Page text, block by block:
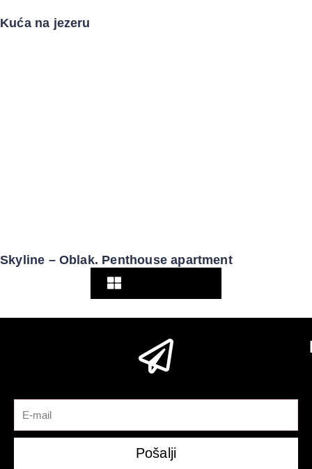
Kuća na jezeru
Skyline – Oblak. Penthouse apartment
Pošalji